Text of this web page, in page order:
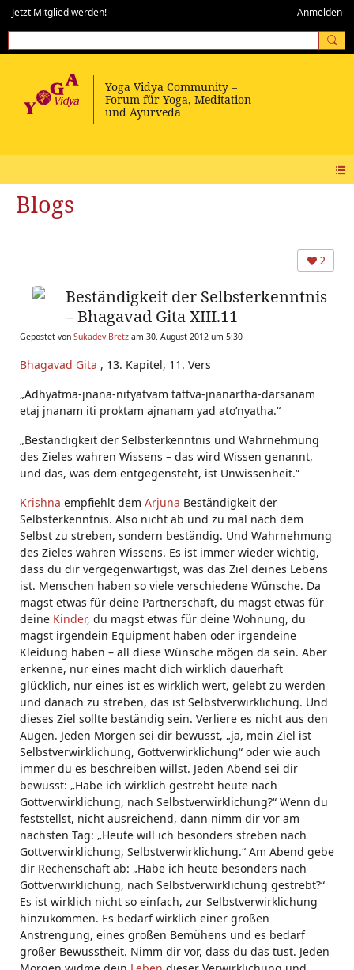
Jetzt Mitglied werden! Anmelden
Blogs
2
Beständigkeit der Selbsterkenntnis
– Bhagavad Gita XIII.11
Gepostet von Sukadev Bretz am 30. August 2012 um 5:30
Bhagavad Gita , 13. Kapitel, 11. Vers
„Adhyatma-jnana-nityatvam tattva-jnanartha-darsanam
etaj jnanam iti proktam ajnanam yad ato’nyatha.“
„Beständigkeit der Selbsterkenntnis und Wahrnehmung
des Zieles wahren Wissens – das wird Wissen genannt,
und das, was dem entgegensteht, ist Unwissenheit.“
Krishna empfiehlt dem Arjuna Beständigkeit der
Selbsterkenntnis. Also nicht ab und zu mal nach dem
Selbst zu streben, sondern beständig. Und Wahrnehmung
des Zieles wahren Wissens. Es ist immer wieder wichtig,
dass du dir vergegenwärtigst, was das Ziel deines Lebens
ist. Menschen haben so viele verschiedene Wünsche. Da
magst etwas für deine Partnerschaft, du magst etwas für
deine Kinder, du magst etwas für deine Wohnung, du
magst irgendein Equipment haben oder irgendeine
Kleidung haben – all diese Wünsche mögen da sein. Aber
erkenne, nur eines macht dich wirklich dauerhaft
glücklich, nur eines ist es wirklich wert, gelebt zu werden
und danach zu streben, das ist Selbstverwirklichung. Und
dieses Ziel sollte beständig sein. Verliere es nicht aus den
Augen. Jeden Morgen sei dir bewusst, „ja, mein Ziel ist
Selbstverwirklichung, Gottverwirklichung“ oder wie auch
immer du es beschreiben willst. Jeden Abend sei dir
bewusst: „Habe ich wirklich gestrebt heute nach
Gottverwirklichung, nach Selbstverwirklichung?“ Wenn du
feststellst, nicht ausreichend, dann nimm dir vor am
nächsten Tag: „Heute will ich besonders streben nach
Gottverwirklichung, Selbstverwirklichung.“ Am Abend gebe
dir Rechenschaft ab: „Habe ich heute besonders nach
Gottverwirklichung, nach Selbstverwirklichung gestrebt?“
Es ist wirklich nicht so einfach, zur Selbstverwirklichung
hinzukommen. Es bedarf wirklich einer großen
Anstrengung, eines großen Bemühens und es bedarf
großer Bewusstheit. Nimm dir vor, dass du das tust. Jeden